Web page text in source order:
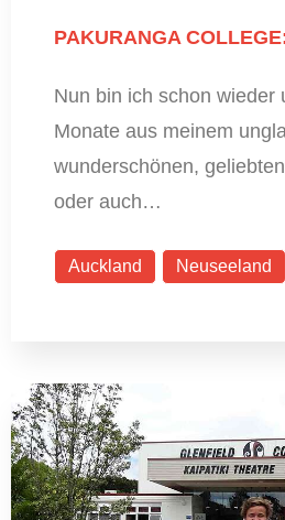
PAKURANGA
Nun bin ich schon wieder
Monate aus meinem
wunderschönen,
oder auch…
Auckland Neuseeland